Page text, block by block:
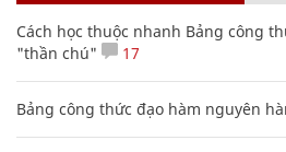
Cách học thuộc nhanh Bảng công
"thần chú"
17
Bảng công thức đạo hàm nguyên